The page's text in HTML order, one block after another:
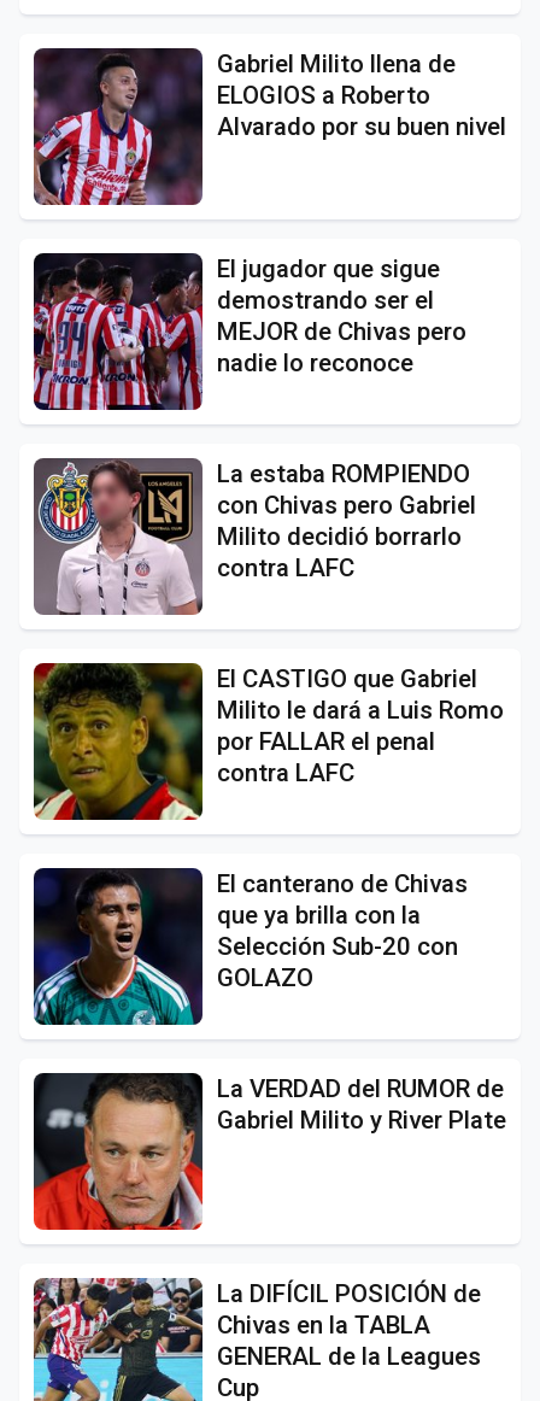
Gabriel Milito llena de
ELOGIOS a Roberto
Alvarado por su buen nivel
El jugador que sigue
demostrando ser el
MEJOR de Chivas pero
nadie lo reconoce
La estaba ROMPIENDO
con Chivas pero Gabriel
Milito decidió borrarlo
contra LAFC
El CASTIGO que Gabriel
Milito le dará a Luis Romo
por FALLAR el penal
contra LAFC
El canterano de Chivas
que ya brilla con la
Selección Sub-20 con
GOLAZO
La VERDAD del RUMOR de
Gabriel Milito y River Plate
La DIFÍCIL POSICIÓN de
Chivas en la TABLA
GENERAL de la Leagues
Cup